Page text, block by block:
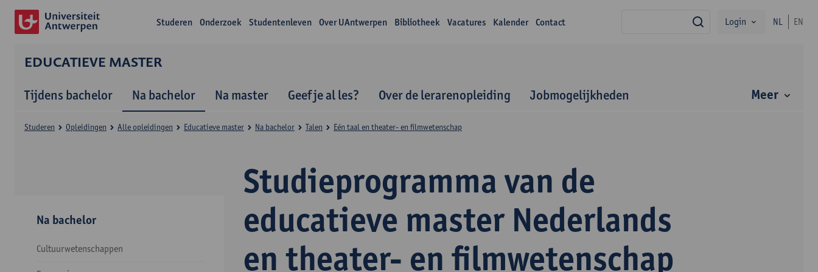
Studeren Onderzoek Studentenleven Over UAntwerpen Bibliotheek Vacatures Kalender Contact zoekLogin NL EN
EDUCATIEVE MASTER
Tijdens bachelor Na bachelor Na master Geef je al les? Over de lerarenopleiding Jobmogelijkheden Meer
Studieprogramma van de
educatieve master Nederlands
en theater- en filmwetenschap
Studeren Opleidingen Alle opleidingen Educatieve master Na bachelor Talen Eén taal en theater- en filmwetenschap
Na bachelor
Cultuurwetenschappen